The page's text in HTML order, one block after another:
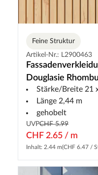
Feine Struktur
Artikel-Nr.: L2900463
Douglasie
Stärke/Breite 21
Länge 2,44 m
gehobelt
UVPCHF 5.99
CHF 2.65 / m
Inhalt: 2.44 m(CHF 6.47 /